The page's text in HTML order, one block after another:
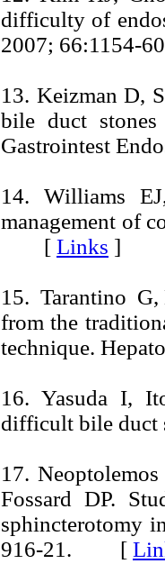
difficulty of
2007;
13. Keizman D,
bile duct
Gastrointest
14. Williams
management of
[ Links ]
15. Tarantino
from the
technique.
16. Yasuda I,
difficult bile
17.
Fossard DP.
sphincterotomy
916-21. [